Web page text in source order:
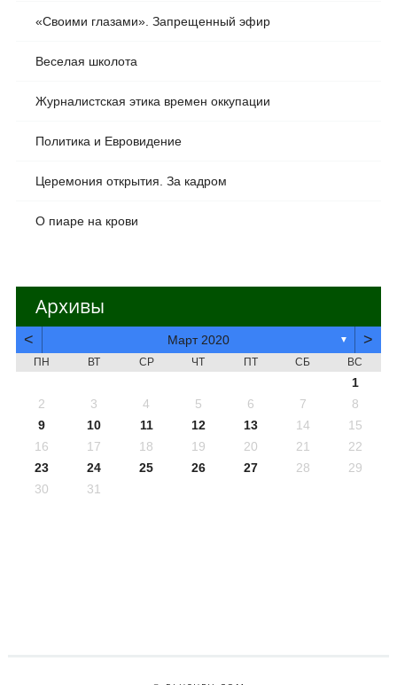
«Своими глазами». Запрещенный эфир
Веселая школота
Журналистская этика времен оккупации
Политика и Евровидение
Церемония открытия. За кадром
О пиаре на крови
Архивы
< Март 2020 ▼ >
ПН ВТ СР ЧТ ПТ СБ ВС
1
2
3 4 5 6 7
8
9
10 11 12 13 14
15
16
17 18 19 20 21
22
23
24 25 26 27 28
29
30
31